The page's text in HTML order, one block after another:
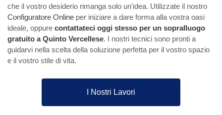
che il vostro desiderio rimanga solo un'idea. Utilizzate il nostro
Configuratore Online per iniziare a dare forma alla vostra oasi
ideale, oppure contattateci oggi stesso per un sopralluogo
gratuito a Quinto Vercellese. I nostri tecnici sono pronti a
guidarvi nella scelta della soluzione perfetta per il vostro spazio
e il vostro stile di vita.
I Nostri Lavori